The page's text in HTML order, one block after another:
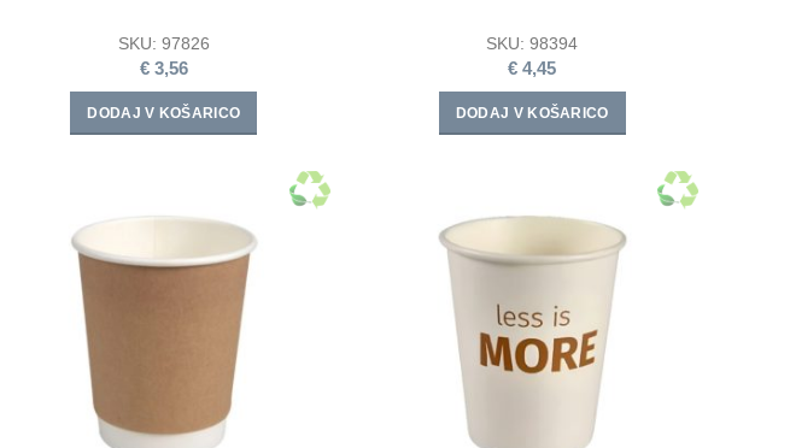
SKU: 97826
€ 3,56
DODAJ V KOŠARICO
SKU:98394
€4,45
DODAJ V KOŠARICO